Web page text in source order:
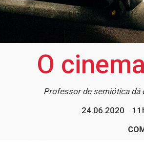
O
Professor de semiótica dá
24.06.2020